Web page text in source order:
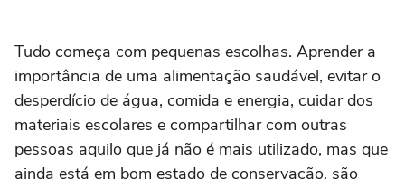
Tudo começa com pequenas escolhas. Aprender a
importância de uma alimentação saudável, evitar o
desperdício de água, comida e energia, cuidar dos
materiais escolares e compartilhar com outras
pessoas aquilo que já não é mais utilizado, mas que
ainda está em bom estado de conservação, são